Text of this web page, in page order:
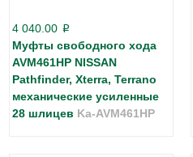
4 040.00 p
Муфты свободного хода
AVM461HP NISSAN
Pathfinder, Xterra, Terrano
механические усиленные
28 шлицев Ka-AVM461HP